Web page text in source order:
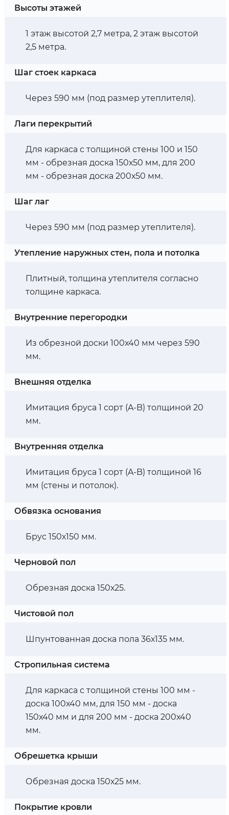
Высоты этажей
1 этаж высотой 2,7 метра, 2 этаж высотой
2,5 метра.
Шаг стоек каркаса
Через 590 мм (под размер утеплителя).
Лаги перекрытий
Для каркаса с толщиной стены 100 и 150
мм - обрезная доска 150х50 мм, для 200
мм - обрезная доска 200х50 мм.
Шаг лаг
Через 590 мм (под размер утеплителя).
Утепление наружных стен, пола и потолка
Плитный, толщина утеплителя согласно
толщине каркаса.
Внутренние перегородки
Из обрезной доски 100х40 мм через 590
мм.
Внешняя отделка
Имитация бруса 1 сорт (A-B) толщиной 20
мм.
Внутренняя отделка
Имитация бруса 1 сорт (A-B) толщиной 16
мм (стены и потолок).
Обвязка основания
Брус 150х150 мм.
Черновой пол
Обрезная доска 150х25.
Чистовой пол
Шпунтованная доска пола 36х135 мм.
Стропильная система
Для каркаса с толщиной стены 100 мм -
доска 100х40 мм, для 150 мм - доска
150х40 мм и для 200 мм - доска 200х40
мм.
Обрешетка крыши
Обрезная доска 150х25 мм.
Покрытие кровли